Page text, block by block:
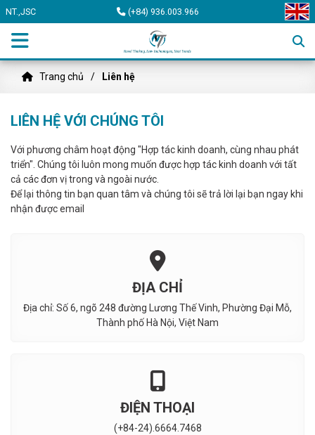
NT.,JSC (+84) 936.003.966
Trang chủ Liên hệ
LIÊN HỆ VỚI CHÚNG TÔI
Với phương châm hoạt động "Hợp tác kinh doanh, cùng nhau phát
triển". Chúng tôi luôn mong muốn được hợp tác kinh doanh với tất
cả các đơn vị trong và ngoài nước.
Để lại thông tin bạn quan tâm và chúng tôi sẽ trả lời lại bạn ngay khi
nhận được email
ĐỊA CHỈ
Địa chỉ: Số 6, ngõ 248 đường Lương Thế Vinh, Phường Đại Mỗ,
Thành phố Hà Nội, Việt Nam
ĐIỆN THOẠI
(+84-24).6664.7468